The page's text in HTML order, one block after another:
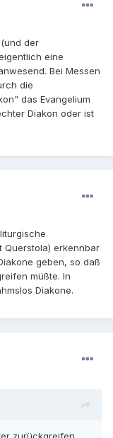
der
eine
Bei Messen
die
das Evangelium
Diakon oder ist
Querstola) erkennbar
geben, so daß
müßte. In
Diakone.